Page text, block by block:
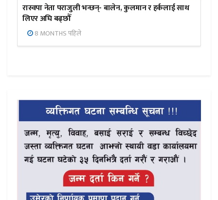
रास्वपा नेता पराजुली भन्छन्- बालेन, कुलमान र हर्कलाई साथ
लिएर अघि बढ्छौँ
8 MONTHS पहिले